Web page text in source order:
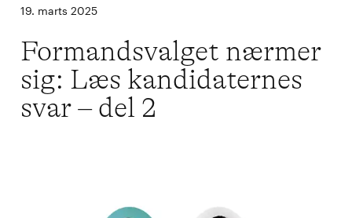
19. marts 2025
Formandsvalget nærmer
sig: Læs kandidaternes
svar – del 2